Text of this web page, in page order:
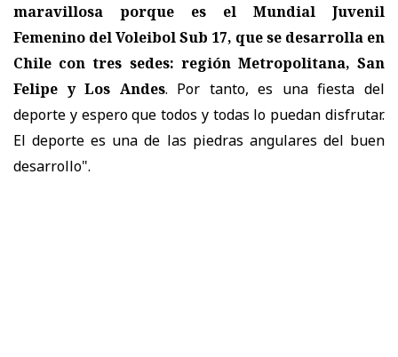
maravillosa porque es el Mundial Juvenil
Femenino del Voleibol Sub 17, que se desarrolla en
Chile con tres sedes: región Metropolitana, San
Felipe y Los Andes. Por tanto, es una fiesta del
deporte y espero que todos y todas lo puedan disfrutar.
El deporte es una de las piedras angulares del buen
desarrollo".